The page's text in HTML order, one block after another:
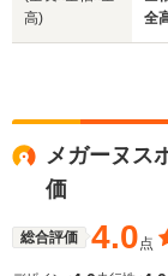
高)
全
メガーヌス
価
総合評価 4.0点